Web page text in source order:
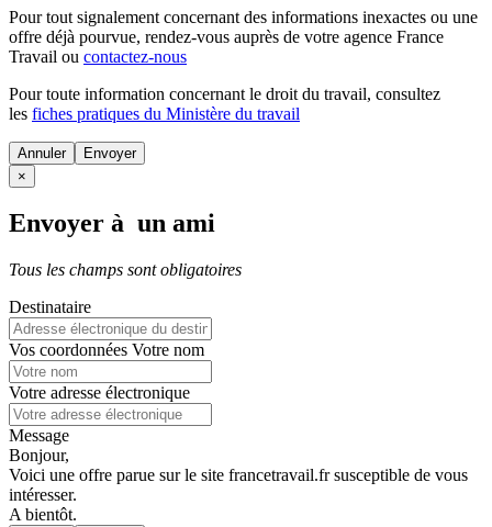
Pour tout signalement concernant des informations inexactes ou une
offre déjà pourvue, rendez-vous auprès de votre agence France
Travail ou contactez-nous
Pour toute information concernant le droit du travail, consultez
les fiches pratiques du Ministère du travail
Annuler
×
Envoyer à un ami
Tous les champs sont obligatoires
Destinataire
Vos coordonnées Votre nom
Votre adresse électronique
Message
Bonjour,
Voici une offre parue sur le site francetravail.fr susceptible de vous
intéresser.
A bientôt.